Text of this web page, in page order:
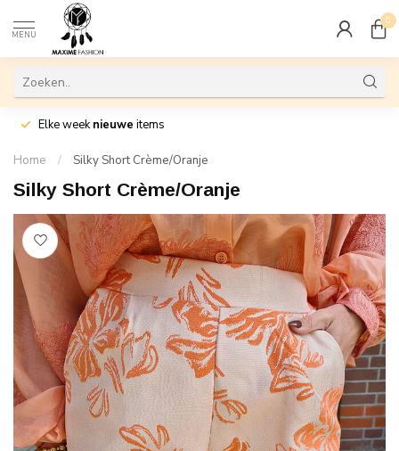
MENU
0
Elke weeknieuwe items
Home / Silky Short Crème/Oranje
Silky Short Crème/Oranje